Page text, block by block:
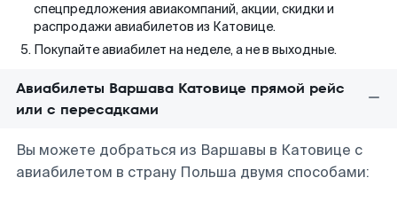
спецпредложения авиакомпаний, акции, скидки и
распродажи авиабилетов из Катовице.
Покупайте авиабилет на неделе, а не в выходные.
Авиабилеты Варшава Катовице прямой рейс
или с пересадками
Вы можете добраться из Варшавы в Катовице с
авиабилетом в страну Польша двумя способами: